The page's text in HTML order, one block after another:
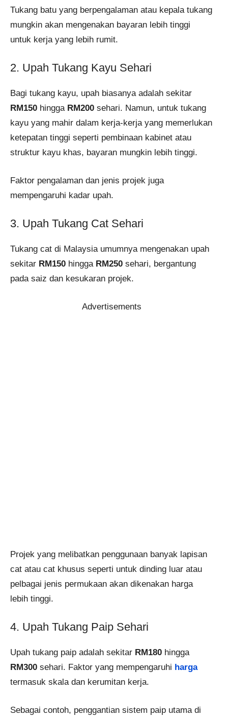
Tukang batu yang berpengalaman atau kepala tukang
mungkin akan mengenakan bayaran lebih tinggi
untuk kerja yang lebih rumit​.
2. Upah Tukang Kayu Sehari
Bagi tukang kayu, upah biasanya adalah sekitar
RM150 hingga RM200 sehari. Namun, untuk tukang
kayu yang mahir dalam kerja-kerja yang memerlukan
ketepatan tinggi seperti pembinaan kabinet atau
struktur kayu khas, bayaran mungkin lebih tinggi.
Faktor pengalaman dan jenis projek juga
mempengaruhi kadar upah​.
3. Upah Tukang Cat Sehari
Tukang cat di Malaysia umumnya mengenakan upah
sekitar RM150 hingga RM250 sehari, bergantung
pada saiz dan kesukaran projek.
Advertisements
Projek yang melibatkan penggunaan banyak lapisan
cat atau cat khusus seperti untuk dinding luar atau
pelbagai jenis permukaan akan dikenakan harga
lebih tinggi​.
4. Upah Tukang Paip Sehari
Upah tukang paip adalah sekitar RM180 hingga
RM300 sehari. Faktor yang mempengaruhi harga
termasuk skala dan kerumitan kerja.
Sebagai contoh, penggantian sistem paip utama di